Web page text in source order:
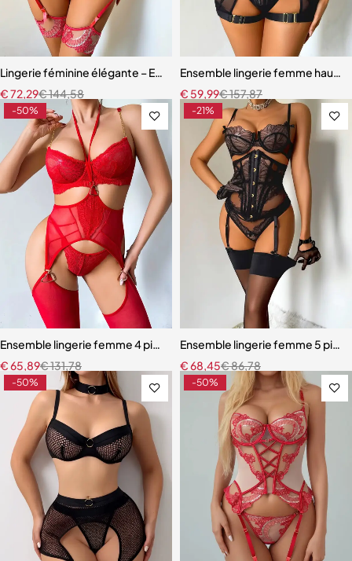
Lingerie féminine élégante – Ensemble avec porte-jarretelles et
€144,58
€72,29
Ensemble lingerie femme haut
€157,87
€ 59,99
-50%
Ensemble lingerie femme 4 pièces – Dentelle rouge avec chaînes
€131,78
€65,89
-21%
Ensemble lingerie femme 5
€86,78
€68,45
-50% -50%